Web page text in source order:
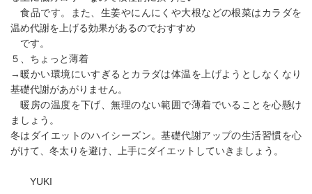
食品です。また、生姜やにんにくや大根などの根菜はカラダを
温め代謝を上げる効果があるのでおすすめ
です。
５、ちょっと薄着
→暖かい環境にいすぎるとカラダは体温を上げようとしなくなり
基礎代謝があがりません。
暖房の温度を下げ、無理のない範囲で薄着でいることを心懸け
ましょう。
冬はダイエットのハイシーズン。基礎代謝アップの生活習慣を心
がけて、冬太りを避け、上手にダイエットしていきましょう。
YUKI